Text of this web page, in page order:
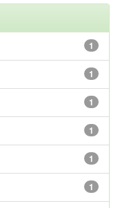
1
1
1
1
1
1